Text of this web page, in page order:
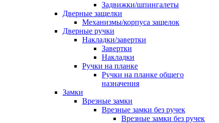
Задвижки/шпингалеты
Дверные защелки
Механизмы/корпуса защелок
Дверные ручки
Накладки/завертки
Завертки
Накладки
Ручки на планке
Ручки на планке общего
назначения
Замки
Врезные замки
Врезные замки без ручек
Врезные замки без ручек